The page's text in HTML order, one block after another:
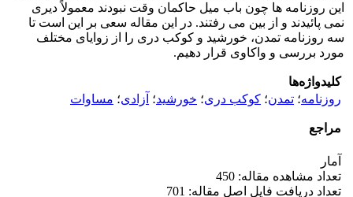
این روزنامه ها چون باب میل حاکمان وقت نبودند معمولاً دیری
نمی پائیدند و از بین می رفتند. در این مقاله سعی بر این است تا
سه روزنامه تمدن، خورشید و کوکب دری را از زوایای مختلف
مورد بررسی و واکاوی قرار دهیم.
کلیدواژه‌ها
روزنامه؛ تمدن؛ کوکب دری؛ خورشید؛ آزادی؛ مساوات
مراجع
آمار
تعداد مشاهده مقاله: 450
تعداد دریافت فایل اصل مقاله: 701